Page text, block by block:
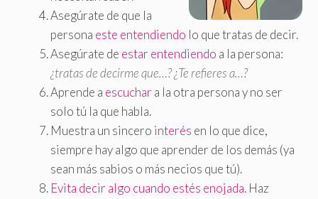
Asegúrate de que la
persona este entendiendo lo que tratas de decir.
Asegúrate de estar entendiendo a la persona:
¿tratas de decirme que…? ¿Te refieres a…?
Aprende a escuchar a la otra persona y no ser
solo tú la que habla.
Muestra un sincero interés en lo que dice,
siempre hay algo que aprender de los demás (ya
sean más sabios o más necios que tú).
Evita decir algo cuando estés enojada. Haz